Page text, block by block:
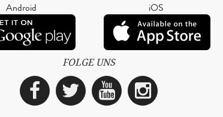
Android iOS
FOLGE UNS
Facebook
TwitterYouTube